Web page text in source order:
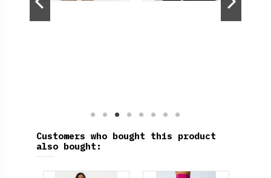
Customers who bought this product
also bought: